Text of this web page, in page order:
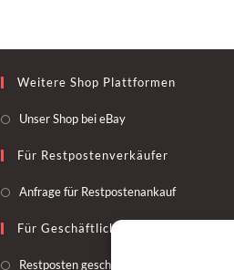
Weitere Shop Plattformen
Unser Shop bei eBay
Für Restpostenverkäufer
Anfrage für Restpostenankauf
Für Geschäftliche Restpostenkäufer
Restposten geschäftlich kaufen